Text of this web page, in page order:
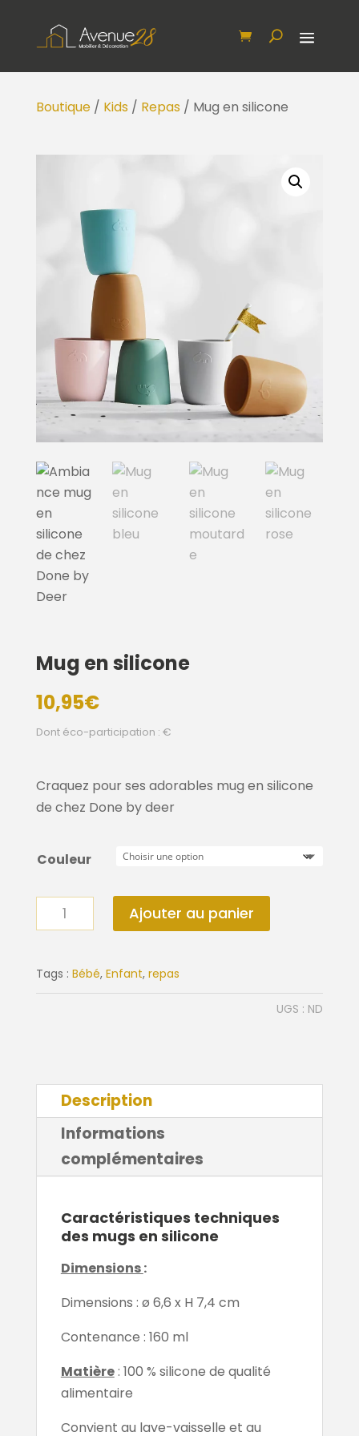
Boutique/ Kids/ Repas/ Mug en silicone
Mug en silicone
10,95€
Dont éco-participation : €
Craquez pour ses adorables mug en silicone
de chez Done by deer
Couleur
quantité
de
en
silicone
Ajouter au panier
Tags : Bébé, Enfant, repas
UGS : ND
Description
Informations
complémentaires
Caractéristiques techniques
des mugs en silicone
Dimensions:
Dimensions : ø 6,6 x H 7,4 cm
Contenance : 160 ml
Matière: 100 % silicone de qualité
alimentaire
Convient au lave-vaisselle et au